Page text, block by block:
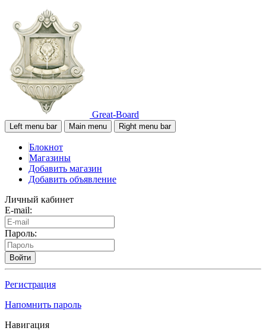
Great-Board
Left menu bar Main menu Right menu bar
Блокнот
Магазины
Добавить магазин
Добавить объявление
Личный кабинет
E-mail:
Пароль:
Войти
Регистрация
Напомнить пароль
Навигация